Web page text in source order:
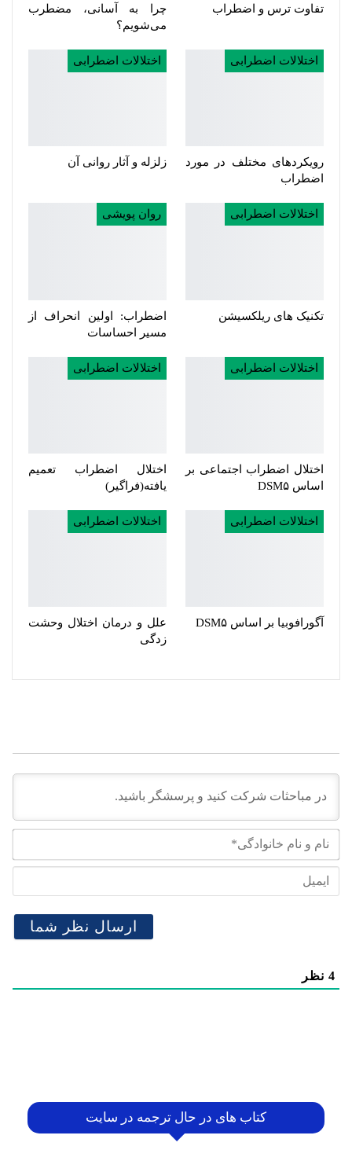
تفاوت ترس و اضطراب
چرا به آسانی، مضطرب
می‌شویم؟
اختلالات اضطرابی
رویکردهای مختلف در مورد
اضطراب
اختلالات اضطرابی
زلزله و آثار روانی آن
اختلالات اضطرابی
تکنیک های ریلکسیشن
روان پویشی
اضطراب: اولین انحراف از
مسیر احساسات
اختلالات اضطرابی
اختلال اضطراب اجتماعی بر
اساس DSM۵
اختلالات اضطرابی
اختلال اضطراب تعمیم
یافته(فراگیر)
اختلالات اضطرابی
آگورافوبیا بر اساس DSM۵
اختلالات اضطرابی
علل و درمان اختلال وحشت
زدگی
نام
4 نظر
کتاب های در حال ترجمه در سایت